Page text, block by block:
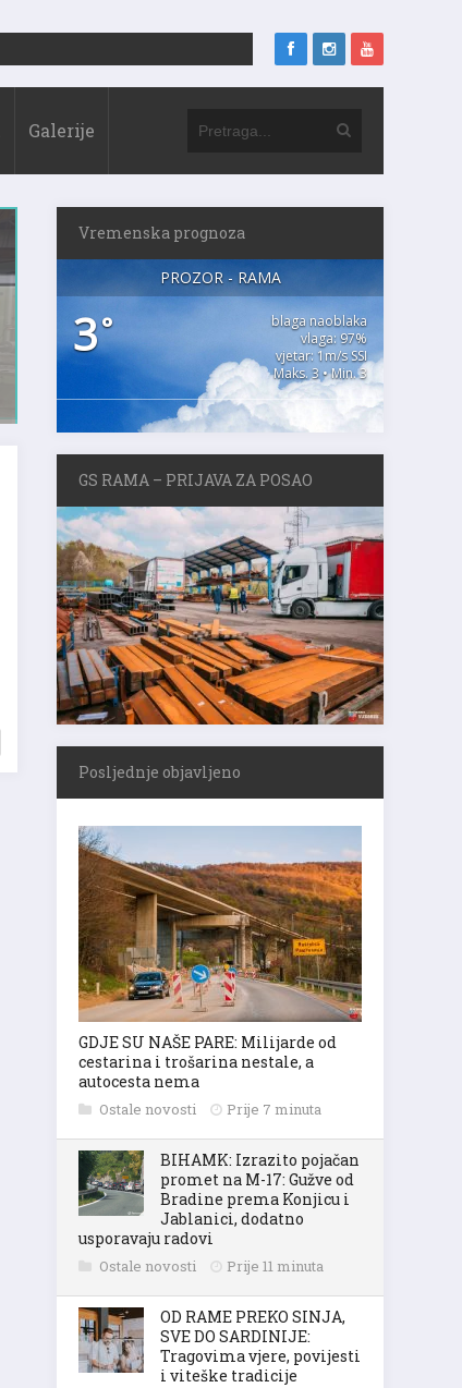
Galerije
Vremenska prognoza
PROZOR - RAMA
3°
blaga naoblaka
vlaga: 97%
vjetar: 1m/s SSI
Maks. 3 • Min. 3
GS RAMA – PRIJAVA ZA POSAO
Posljednje objavljeno
GDJE SU NAŠE PARE: Milijarde od
cestarina i trošarina nestale, a
autocesta nema
Ostale novosti Prije 7 minuta
BIHAMK: Izrazito pojačan
promet na M-17: Gužve od
Bradine prema Konjicu i
Jablanici, dodatno
usporavaju radovi
Ostale novosti Prije 11 minuta
OD RAME PREKO SINJA,
SVE DO SARDINIJE:
Tragovima vjere, povijesti
i viteške tradicije